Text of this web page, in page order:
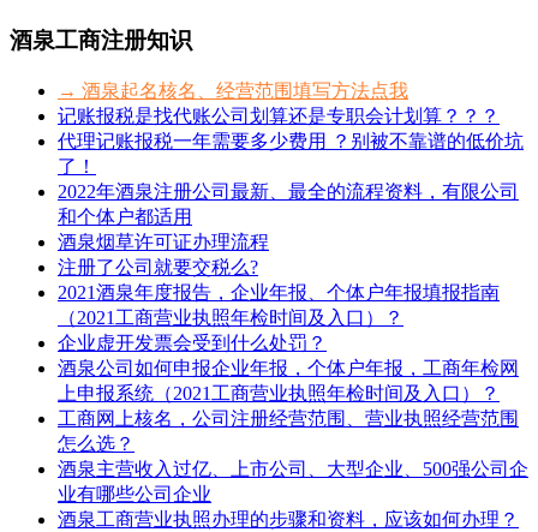
酒泉工商注册知识
→ 酒泉起名核名、经营范围填写方法点我
记账报税是找代账公司划算还是专职会计划算？？？
代理记账报税一年需要多少费用 ？别被不靠谱的低价坑
了！
2022年酒泉注册公司最新、最全的流程资料，有限公司
和个体户都适用
酒泉烟草许可证办理流程
注册了公司就要交税么?
2021酒泉年度报告，企业年报、个体户年报填报指南
（2021工商营业执照年检时间及入口）？
企业虚开发票会受到什么处罚？
酒泉公司如何申报企业年报，个体户年报，工商年检网
上申报系统（2021工商营业执照年检时间及入口）？
工商网上核名，公司注册经营范围、营业执照经营范围
怎么选？
酒泉主营收入过亿、上市公司、大型企业、500强公司企
业有哪些公司企业
酒泉工商营业执照办理的步骤和资料，应该如何办理？